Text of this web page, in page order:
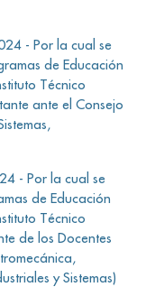
- Por la cual se
de Educación
Técnico
ante el Consejo
- Por la cual se
de Educación
Técnico
de los Docentes
y Sistemas)